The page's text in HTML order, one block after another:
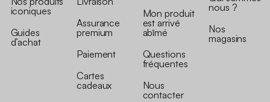
iconiques
Guides
d’achat
Assurance
premium
Paiement
Cartes
cadeaux
Mon produit
est arrivé
abîmé
Questions
fréquentes
Nous
contacter
nous ?
Nos
magasins